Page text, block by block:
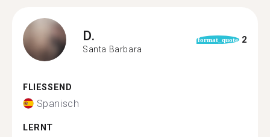
D.
Santa Barbara
format_quote 2
FLIESSEND
Spanisch
LERNT